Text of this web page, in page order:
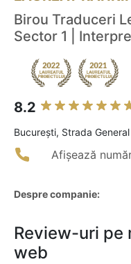
Birou Traduceri
Sector 1 |
8.2
Bucureşti, Strada
Afișează
Despre companie:
Review-uri pe
web